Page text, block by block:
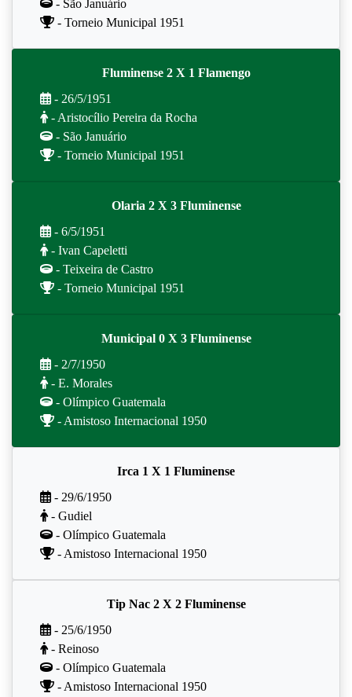
- São Januário
- Torneio Municipal 1951
Fluminense 2 X 1 Flamengo
- 26/5/1951
- Aristocílio Pereira da Rocha
- São Januário
- Torneio Municipal 1951
Olaria 2 X 3 Fluminense
- 6/5/1951
- Ivan Capeletti
- Teixeira de Castro
- Torneio Municipal 1951
Municipal 0 X 3 Fluminense
- 2/7/1950
- E. Morales
- Olímpico Guatemala
- Amistoso Internacional 1950
Irca 1 X 1 Fluminense
- 29/6/1950
- Gudiel
- Olímpico Guatemala
- Amistoso Internacional 1950
Tip Nac 2 X 2 Fluminense
- 25/6/1950
- Reinoso
- Olímpico Guatemala
- Amistoso Internacional 1950